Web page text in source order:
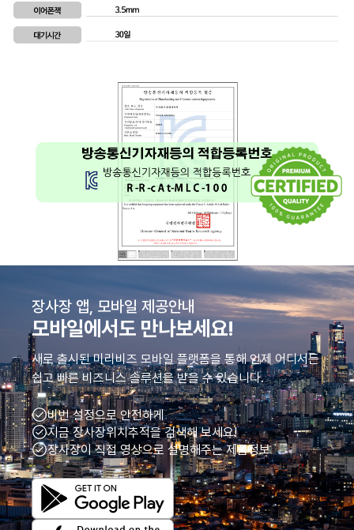
장사장 앱, 모바일 제공안내
모바일에서도 만나보세요!
새로 출시된 미리비즈 모바일 플랫폼을 통해 언제 어디서든
쉽고 빠른비즈니스 솔루션을 받을 수 있습니다.
비번 설정으로 안전하게
지금 장사장위치추적을 검색해 보세요!
장사장이 직접 영상으로 설명해주는 제품정보